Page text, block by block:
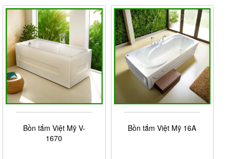
Bồn tắm Việt Mỹ V-
1670
Bồn tắm Việt Mỹ 16A